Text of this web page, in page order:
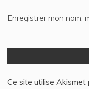
Enregistrer mon nom,
Ce site utilise Akismet